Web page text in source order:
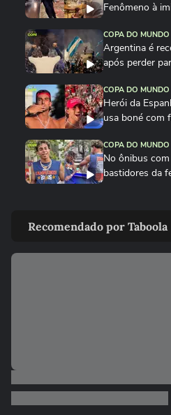
Fenômeno à
COPA DO
Argentina é
após perder
COPA DO
Herói da
usa boné com
COPA DO
No ônibus
bastidores da
música viral
COPA DO
e 'lustra' taça da
Recomendado por Taboola